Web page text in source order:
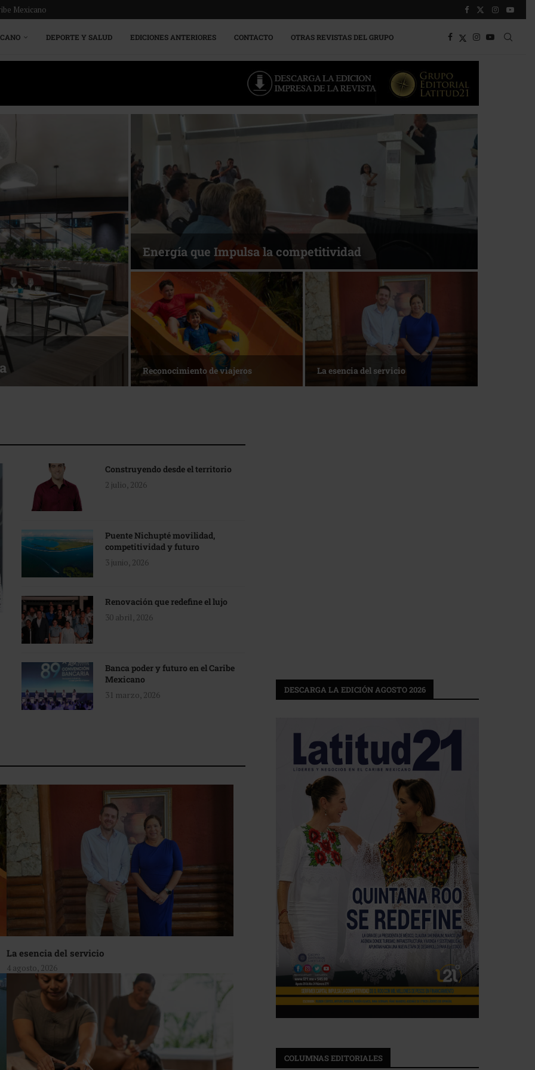
Mexicano
DEPORTE Y SALUD EDICIONES ANTERIORES CONTACTO OTRAS REVISTAS DEL GRUPO
crecer?
Más allá del descanso
La nueva agenda de Quintana Roo 1 de agosto • Torneo de Golf ACOTUR
Construyendo desde el territorio
2 julio, 2026
Puente Nichupté movilidad,
competitividad y futuro
3 junio, 2026
Renovación que redefine el lujo
30 abril, 2026
Banca poder y futuro en el Caribe
Mexicano
31 marzo, 2026
La esencia del servicio
4 agosto, 2026
DESCARGA LA EDICIÓN AGOSTO 2026
COLUMNAS EDITORIALES